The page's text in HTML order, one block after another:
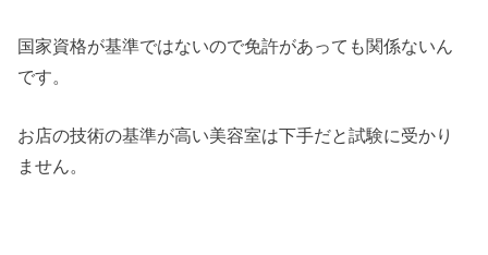
国家資格が基準ではないので免許があっても関係ないん
です。
お店の技術の基準が高い美容室は下手だと試験に受かり
ません。